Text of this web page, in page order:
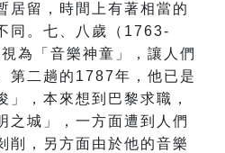
居留，時間上有著相當的
同。七、八歲（1763-
為「音樂神童」，讓人們
第二趟的1787年，他已是
」，本來想到巴黎求職，
之城」，一方面遭到人們
削，另方面由於他的音樂